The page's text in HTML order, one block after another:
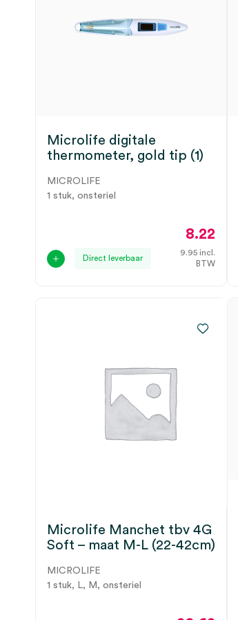
Microlife digitale
thermometer, gold tip (1)
MICROLIFE
1 stuk, onsteriel
Direct leverbaar
8.22
9.95 incl.
BTW
Microlife Manchet tbv 4G
Soft – maat M-L (22-42cm)
MICROLIFE
1 stuk, L, M, onsteriel